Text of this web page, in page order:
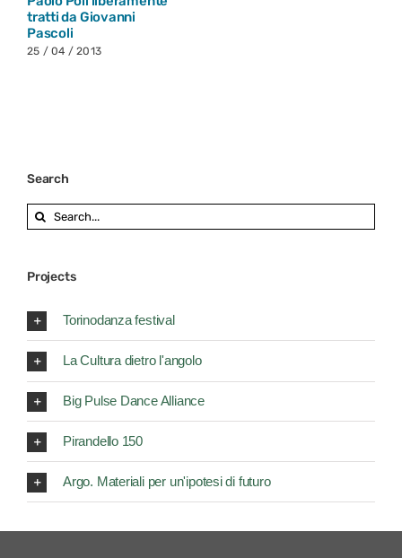
tratti da Giovanni
Pascoli
25 / 04 / 2013
Search
Search
for:
Projects
Torinodanza festival
La Cultura dietro l'angolo
Big Pulse Dance Alliance
Pirandello 150
Argo. Materiali per un'ipotesi di futuro